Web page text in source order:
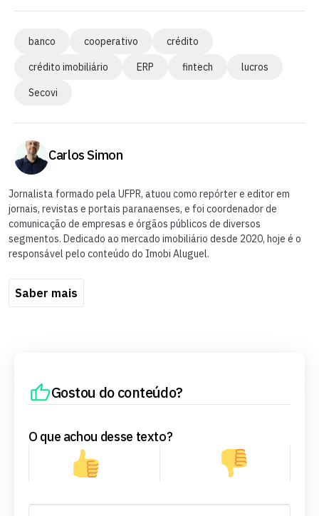
banco cooperativo
crédito
crédito imobiliário
ERP fintech
lucros
Secovi
Carlos Simon
Jornalista formado pela UFPR, atuou como repórter e editor em
jornais, revistas e portais paranaenses, e foi coordenador de
comunicação de empresas e órgãos públicos de diversos
segmentos. Dedicado ao mercado imobiliário desde 2020, hoje é o
responsável pelo conteúdo do Imobi Aluguel.
Saber mais
Gostou do conteúdo?
O que achou desse texto?